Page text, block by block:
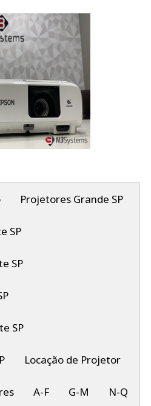
Projetores Grande SP
SP
SP
SP
Locação de Projetor
A-F G-M N-Q